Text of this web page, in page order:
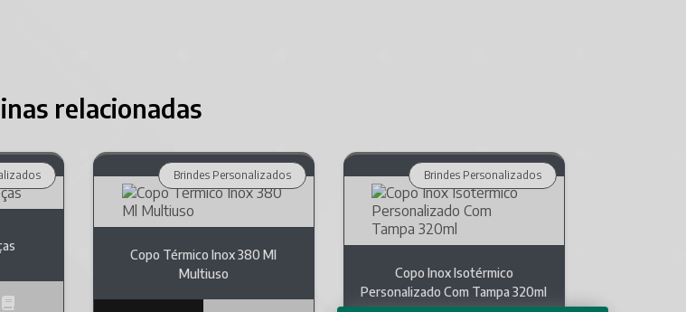
relacionadas
Copo Térmico Inox 380 Ml
Multiuso
Brindes Personalizados
Copo Inox Isotérmico
Personalizado Com Tampa 320ml
Brindes Personalizados